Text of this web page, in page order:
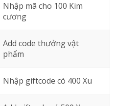
Nhập mã cho 100 Kim
cương
Add code thưởng vật
phẩm
Nhập giftcode có 400 Xu